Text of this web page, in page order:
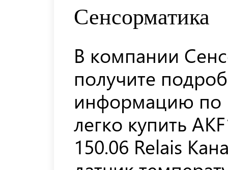
Сенсорматика
В компании
получите
информацию по
легко купить
150.06 Relais